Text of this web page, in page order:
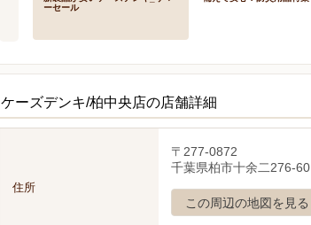
ーセール
ケーズデンキ/柏中央店の店舗詳細
住所
〒277-0872
千葉県柏市十余二276-60
この周辺の地図を見る